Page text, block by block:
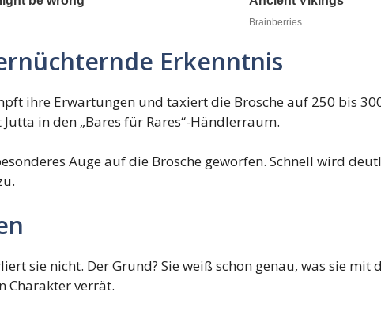
Erkenntnis
ihre Erwartungen und taxiert die Brosche auf 250 bis
in den „Bares für Rares“-Händlerraum.
Auge auf die Brosche geworfen. Schnell wird
sie nicht. Der Grund? Sie weiß schon genau, was sie mit
Charakter verrät.